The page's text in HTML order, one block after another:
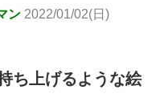
ン 2022/01/02(日)
ち上げるような絵